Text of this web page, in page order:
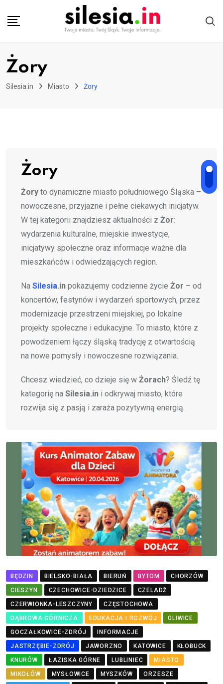
Żory
Silesia.in Miasto Żory
Żory
Żory to dynamiczne miasto południowego Śląska –
nowoczesne, przyjazne i pełne ciekawych inicjatyw.
W tej kategorii znajdziesz aktualności z Żor:
wydarzenia kulturalne, miejskie inwestycje,
inicjatywy społeczne oraz informacje ważne dla
mieszkańców i odwiedzających region.
Na Silesia.in pokazujemy codzienne życie Żor – od
koncertów, festynów i wydarzeń sportowych, przez
modernizacje przestrzeni miejskiej, po lokalne
projekty społeczne i edukacyjne. To miasto, które z
powodzeniem łączy śląską tradycję z otwartością
na nowe pomysły i nowoczesne rozwiązania.
Chcesz wiedzieć, co dzieje się w Żorach? Śledź tę
kategorię na Silesia.in i odkrywaj miasto, które
rozwija się z pasją i zaraża pozytywną energią.
BĘDZIN BIELSKO-BIAŁA BIERUŃ BYTOM
CHORZÓW
CIESZYN
CZECHOWICE-DZIEDZICE
CZELADŹ
CZERWIONKA-LESZCZYNY
CZĘSTOCHOWA
DĄBROWA GÓRNICZA
EDUKACJA I ROZWÓJ
GLIWICE
GOCZAŁKOWICE-ZDRÓJ
INFORMACJE
JASTRZĘBIE-ZDRÓJ
JAWORZNO KATOWICE
KŁOBUCK
KNURÓW
ŁAZISKA GÓRNE LUBLINIEC
MIASTO
MIKOŁÓW
MYSŁOWICE MYSZKÓW
ORZESZE